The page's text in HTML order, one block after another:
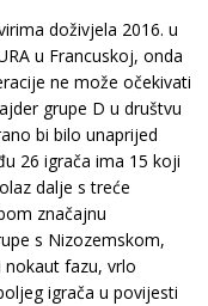
doživjela 2016. u
u Francuskoj, onda
ne može očekivati
grupe D u društvu
bi bilo unaprijed
26 igrača ima 15 koji
dalje s treće
značajnu
s Nizozemskom,
fazu, vrlo
igrača u povijesti